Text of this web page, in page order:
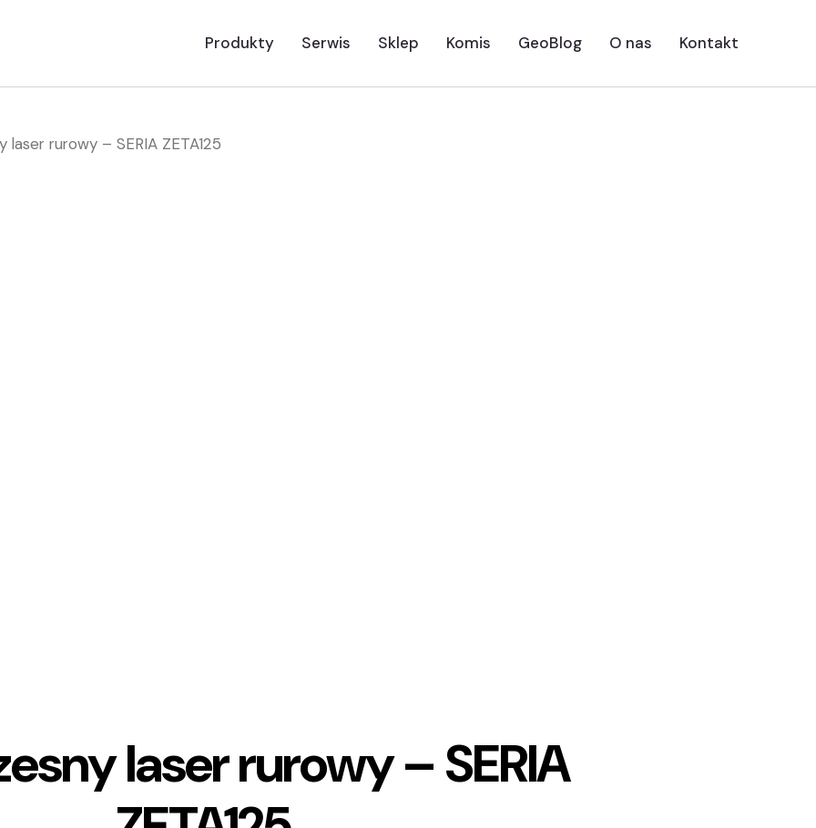
Produkty
Serwis Sklep Komis GeoBlog O nas Kontakt
rurowy – SERIA ZETA125
laser rurowy – SERIA